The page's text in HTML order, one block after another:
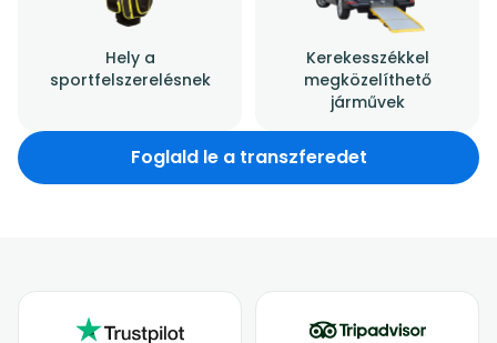
Hely a
sportfelszerelésnek
Kerekesszékkel
megközelíthető
járművek
Foglald le a transzferedet